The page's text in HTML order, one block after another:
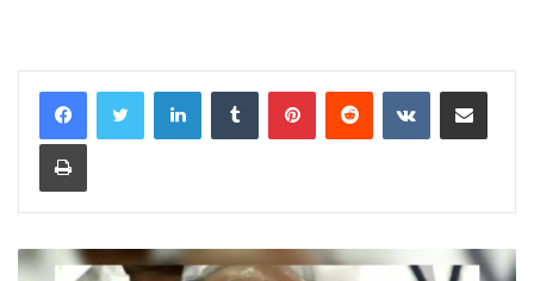
LinkedInTumblr PinterestReddit VKontakteShare via Email
Print